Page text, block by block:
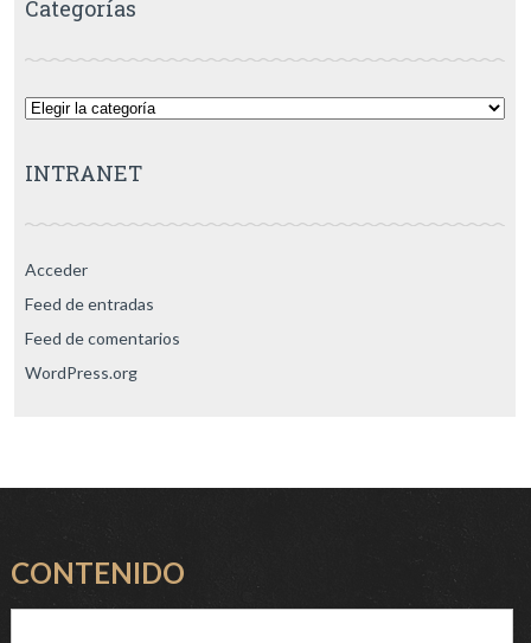
Categorías
Categorías
INTRANET
Acceder
Feed de entradas
Feed de comentarios
WordPress.org
CONTENIDO
Buscar: